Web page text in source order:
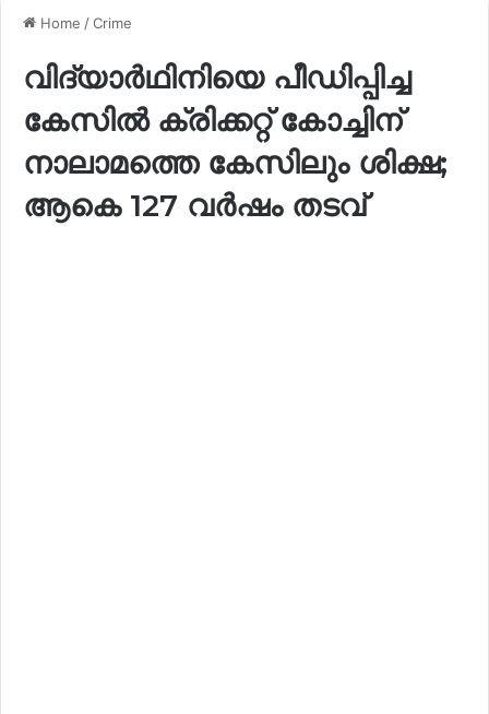
Home /Crime
വിദ്യാർഥിനിയെ പീഡിപ്പിച്ച
കേസിൽ ക്രിക്കറ്റ് കോച്ചിന്
നാലാമത്തെ കേസിലും ശിക്ഷ;
ആകെ 127 വർഷം തടവ്